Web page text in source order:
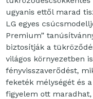
ugyanis ettől marad
LG egyes
Premium”
biztosítják a
világos környezetben
fényvisszaverődést,
feketék mélységét és
figyelem ott